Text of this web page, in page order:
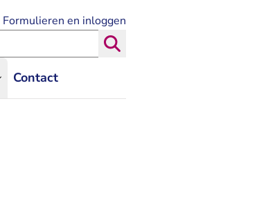
Contact
Formulieren en inloggen
de Rechtspraak